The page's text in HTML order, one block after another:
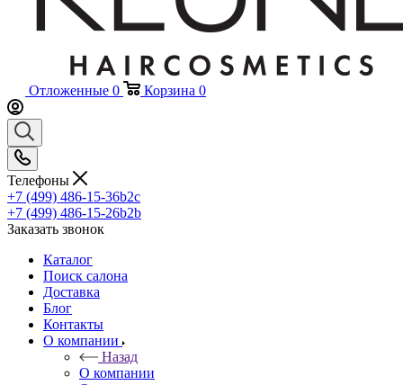
Отложенные 0 Корзина 0
Телефоны
+7 (499) 486-15-36b2c
+7 (499) 486-15-26b2b
Заказать звонок
Каталог
Поиск салона
Доставка
Блог
Контакты
О компании
Назад
О компании